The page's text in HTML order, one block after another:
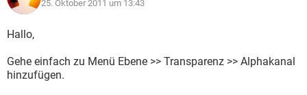
25. Oktober 2011 um 13:43
Hallo,
Gehe einfach zu Menü Ebene >> Transparenz >> Alphakanal
hinzufügen.